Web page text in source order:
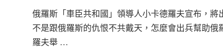
俄羅斯「車臣共和國」領導人小卡德羅夫宣布，
不是跟俄羅斯的仇恨不共戴天，怎麼會出兵幫助
羅夫舉 …